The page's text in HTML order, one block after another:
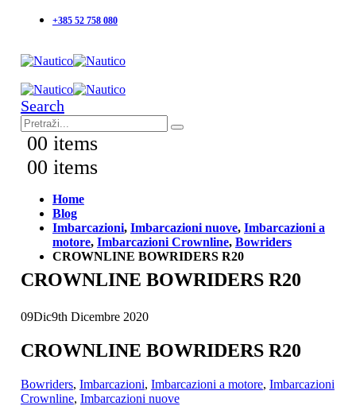
+385 52 758 080
Search
00 items
00 items
Home
Blog
Imbarcazioni, Imbarcazioni nuove, Imbarcazioni a
motore, Imbarcazioni Crownline, Bowriders
CROWNLINE BOWRIDERS R20
CROWNLINE BOWRIDERS R20
09Dic9th Dicembre 2020
CROWNLINE BOWRIDERS R20
Bowriders, Imbarcazioni, Imbarcazioni a motore, Imbarcazioni
Crownline, Imbarcazioni nuove